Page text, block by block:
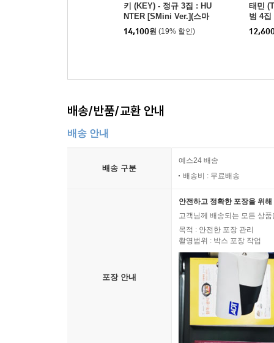
키 (KEY) - 정규 3집 : HU
NTER [SMini Ver.](스마
트앨범)
14,100원 (19% 할인)
태민
범 4
er.](스
배송/반품/교환 안내
배송 안내
배송 구분
예스24 배송
배송비 : 무료배송
포장 안내
안전하고 정확한 포장을 위
고객님께 배송되는 모든 상
목적 : 안전한 포장 관리
촬영범위 : 박스 포장 작업